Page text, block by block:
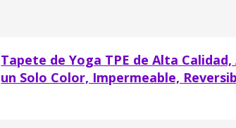
Tapete de Yoga TPE de Alta
un Solo Color, Impermeable,